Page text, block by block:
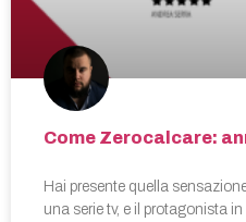
Come Zerocalcare:
Hai presente quella
una serie tv, e il protagonista